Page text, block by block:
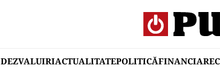
DEZVALUIRIACTUALITATEPOLITICĂFINANCIAR